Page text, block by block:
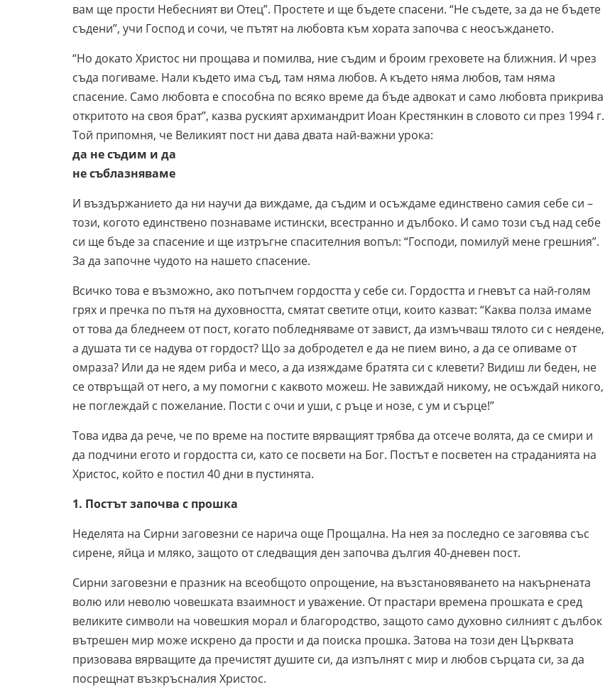
вам ще прости Небесният ви Отец”. Простете и ще бъдете спасени. “Не съдете, за да не бъдете
съдени”, учи Господ и сочи, че пътят на любовта към хората започва с неосъждането.
“Но докато Христос ни прощава и помилва, ние съдим и броим греховете на ближния. И чрез
съда погиваме. Нали където има съд, там няма любов. А където няма любов, там няма
спасение. Само любовта е способна по всяко време да бъде адвокат и само любовта прикрива
откритото на своя брат”, казва руският архимандрит Иоан Крестянкин в словото си през 1994 г.
Той припомня, че Великият пост ни дава двата най-важни урока:
да не съдим и да
не съблазняваме
И въздържанието да ни научи да виждаме, да съдим и осъждаме единствено самия себе си –
този, когото единствено познаваме истински, всестранно и дълбоко. И само този съд над себе
си ще бъде за спасение и ще изтръгне спасителния вопъл: “Господи, помилуй мене грешния”.
За да започне чудото на нашето спасение.
Всичко това е възможно, ако потъпчем гордостта у себе си. Гордостта и гневът са най-голям
грях и пречка по пътя на духовността, смятат светите отци, които казват: “Каква полза имаме
от това да бледнеем от пост, когато побледняваме от завист, да измъчваш тялото си с неядене,
а душата ти се надува от гордост? Що за добродетел е да не пием вино, а да се опиваме от
омраза? Или да не ядем риба и месо, а да изяждаме братята си с клевети? Видиш ли беден, не
се отвръщай от него, а му помогни с каквото можеш. Не завиждай никому, не осъждай никого,
не поглеждай с пожелание. Пости с очи и уши, с ръце и нозе, с ум и сърце!”
Това идва да рече, че по време на постите вярващият трябва да отсече волята, да се смири и
да подчини егото и гордостта си, като се посвети на Бог. Постът е посветен на страданията на
Христос, който е постил 40 дни в пустинята.
1. Постът започва с прошка
Неделята на Сирни заговезни се нарича още Прощална. На нея за последно се заговява със
сирене, яйца и мляко, защото от следващия ден започва дългия 40-дневен пост.
Сирни заговезни е празник на всеобщото опрощение, на възстановяването на накърнената
волю или неволю човешката взаимност и уважение. От прастари времена прошката е сред
великите символи на човешкия морал и благородство, защото само духовно силният с дълбок
вътрешен мир може искрено да прости и да поиска прошка. Затова на този ден Църквата
призовава вярващите да пречистят душите си, да изпълнят с мир и любов сърцата си, за да
посрещнат възкръсналия Христос.